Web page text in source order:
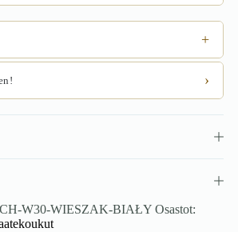
+
›
W30-WIESZAK-BIAŁY Osastot: